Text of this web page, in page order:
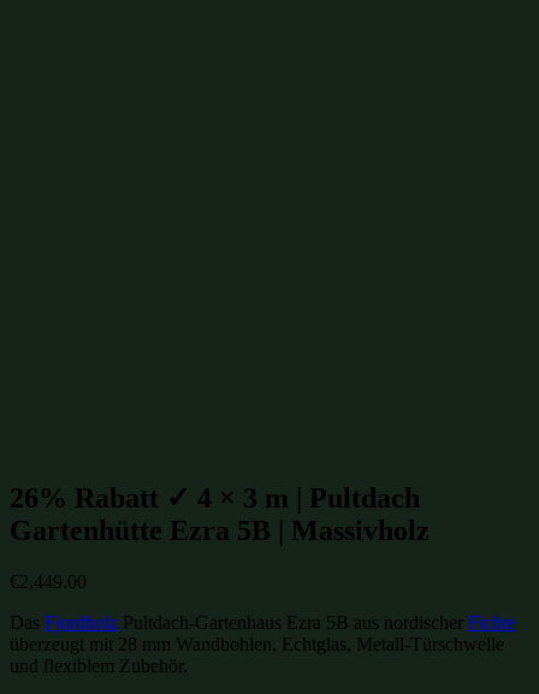
26% Rabatt ✓ 4 × 3 m | Pultdach
Gartenhütte Ezra 5B | Massivholz
€2,449.00
Das Fjordholz Pultdach-Gartenhaus Ezra 5B aus nordischer Fichte
überzeugt mit 28 mm Wandbohlen, Echtglas, Metall-Türschwelle
und flexiblem Zubehör.